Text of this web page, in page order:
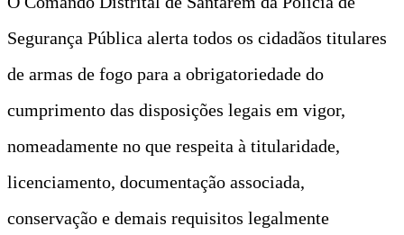
Segurança Pública alerta todos os cidadãos titulares
de armas de fogo para a obrigatoriedade do
cumprimento das disposições legais em vigor,
nomeadamente no que respeita à titularidade,
licenciamento, documentação associada,
conservação e demais requisitos legalmente